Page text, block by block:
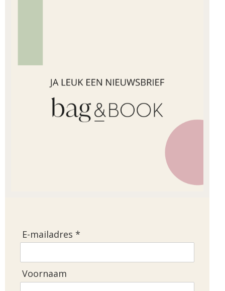
E-mailadres *
Voornaam